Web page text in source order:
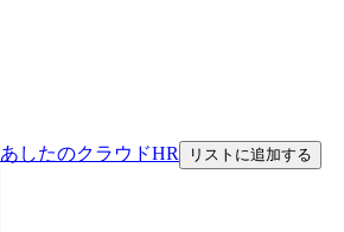
あしたのクラウドHR リストに追加する